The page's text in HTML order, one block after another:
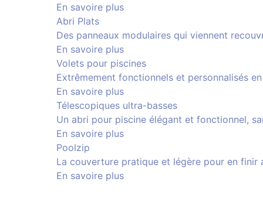
En savoire plus
Abri Plats
Des panneaux modulaires qui viennent
En savoire plus
Volets pour piscines
Extrêmement fonctionnels et personnalisés
En savoire plus
Télescopiques ultra-basses
Un abri pour piscine élégant et fonctionnel,
En savoire plus
Poolzip
La couverture pratique et légère pour en finir
En savoire plus